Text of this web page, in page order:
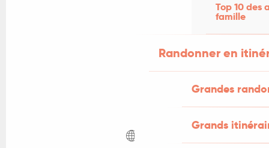
Top 10 des
famille
Randonner en
Grandes
Grands